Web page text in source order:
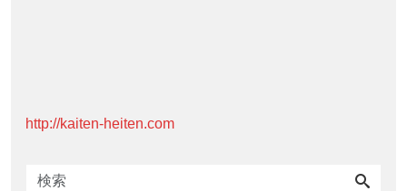
http://kaiten-heiten.com